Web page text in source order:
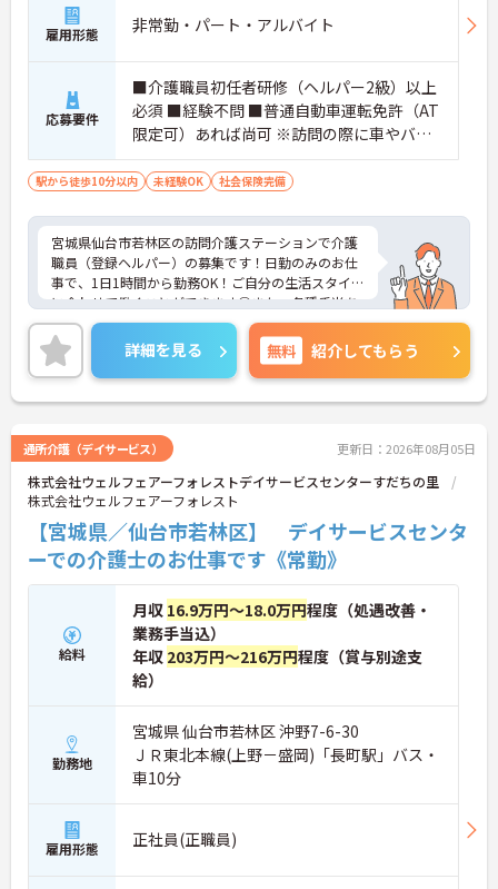
雇用形態 非常勤・パート・アルバイト
応募要件
■介護職員初任者研修（ヘルパー2級）以上
必須 ■経験不問 ■普通自動車運転免許（AT
限定可）あれば尚可 ※訪問の際に車やバイ
ク稼働の場合
駅から徒歩10分以内 未経験OK 社会保険完備
宮城県仙台市若林区の訪問介護ステーションで介護
職員（登録ヘルパー）の募集です！日勤のみのお仕
事で、1日1時間から勤務OK！ご自分の生活スタイル
に合わせて働くことができます◎また、各種手当あ
りで待遇面もばっちり！安心して長く働きやすい環
境が整っています♪ご興味のある方は面接ポイント
をお伝えしますので、お気軽にご連絡ください！
詳細を見る 無料 紹介してもらう
通所介護（デイサービス） 更新日：2026年08月05日
株式会社ウェルフェアーフォレストデイサービスセンターすだちの里
株式会社ウェルフェアーフォレスト
【宮城県／仙台市若林区】 デイサービスセンタ
ーでの介護士のお仕事です《常勤》
給料
月収 16.9万円～18.0万円程度（処遇改善・
業務手当込）
年収 203万円～216万円程度（賞与別途支
給）
勤務地
宮城県 仙台市若林区 沖野7-6-30
ＪＲ東北本線(上野－盛岡)「長町駅」バス・
車10分
雇用形態 正社員(正職員)